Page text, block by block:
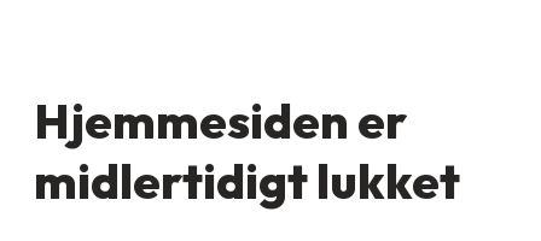
Hjemmesiden er
midlertidigt lukket